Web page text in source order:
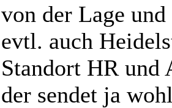
von der Lage
evtl. auch
Standort HR und
der sendet ja